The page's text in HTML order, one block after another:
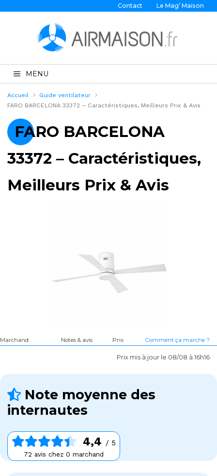
Contact Le Mag’ Maison
MENU
Accueil
Guide ventilateur
FARO BARCELONA 33372 – Caractéristiques, Meilleurs Prix & Avis
FARO BARCELONA
33372 – Caractéristiques,
Meilleurs Prix & Avis
Marchand Notes & avis Prix Comment ça marche ?
Prix mis à jour le 08/08 à 16h16
Note moyenne des
internautes
4,4 / 5
72 avis chez 0 marchand